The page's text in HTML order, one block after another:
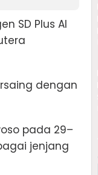
SD Plus Al
dengan
pada 29–
jenjang